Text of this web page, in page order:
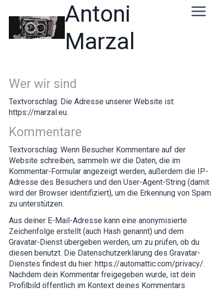
content
Antoni
Marzal
Wer wir sind
Textvorschlag: Die Adresse unserer Website ist:
https://marzal.eu.
Kommentare
Textvorschlag: Wenn Besucher Kommentare auf der
Website schreiben, sammeln wir die Daten, die im
Kommentar-Formular angezeigt werden, außerdem die IP-
Adresse des Besuchers und den User-Agent-String (damit
wird der Browser identifiziert), um die Erkennung von Spam
zu unterstützen.
Aus deiner E-Mail-Adresse kann eine anonymisierte
Zeichenfolge erstellt (auch Hash genannt) und dem
Gravatar-Dienst übergeben werden, um zu prüfen, ob du
diesen benutzt. Die Datenschutzerklärung des Gravatar-
Dienstes findest du hier: https://automattic.com/privacy/.
Nachdem dein Kommentar freigegeben wurde, ist dein
Profilbild öffentlich im Kontext deines Kommentars